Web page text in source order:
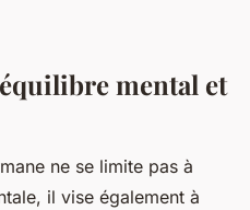
mental et
ne se limite pas à
il vise également à